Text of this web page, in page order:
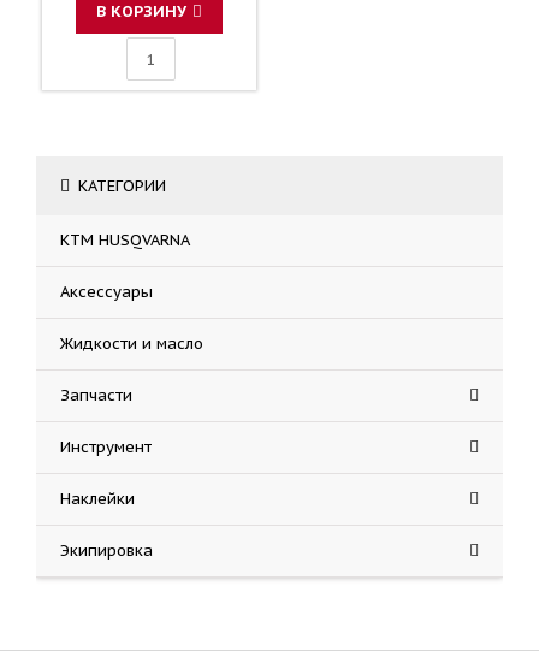
В КОРЗИНУ
КАТЕГОРИИ
KTM HUSQVARNA
Аксессуары
Жидкости и масло
Запчасти
Инструмент
Наклейки
Экипировка